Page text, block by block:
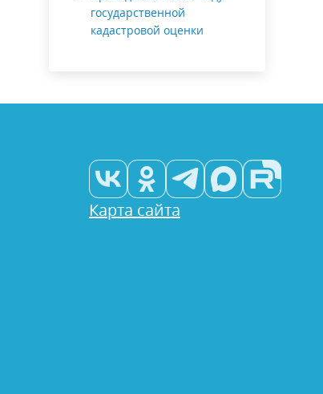
государственной
кадастровой оценки
Карта сайта